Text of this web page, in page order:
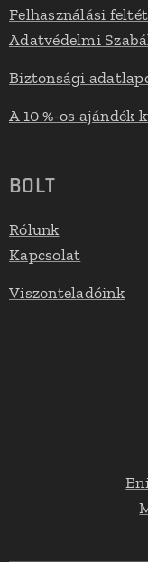
Felhasználási
Adatvédelmi
Biztonsági
A 10 %-os ajándék
BOLT
Rólunk
Kapcsolat
Viszonteladóink